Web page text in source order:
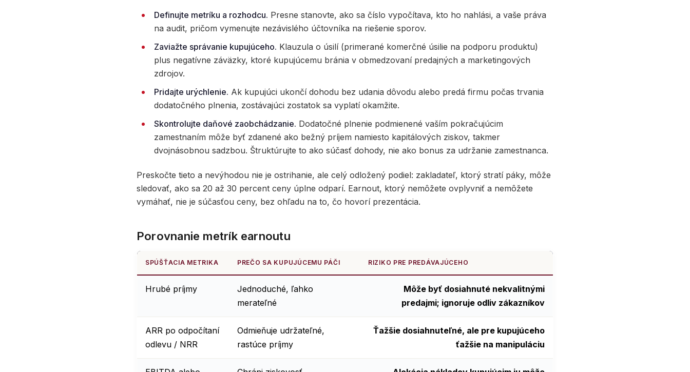
Definujte metríku a rozhodcu. Presne stanovte, ako sa číslo vypočítava, kto ho nahlási, a vaše práva
na audit, pričom vymenujte nezávislého účtovníka na riešenie sporov.
Zaviažte správanie kupujúceho. Klauzula o úsilí (primerané komerčné úsilie na podporu produktu)
plus negatívne záväzky, ktoré kupujúcemu bránia v obmedzovaní predajných a marketingových
zdrojov.
Pridajte urýchlenie. Ak kupujúci ukončí dohodu bez udania dôvodu alebo predá firmu počas trvania
dodatočného plnenia, zostávajúci zostatok sa vyplatí okamžite.
Skontrolujte daňové zaobchádzanie. Dodatočné plnenie podmienené vaším pokračujúcim
zamestnaním môže byť zdanené ako bežný príjem namiesto kapitálových ziskov, takmer
dvojnásobnou sadzbou. Štruktúrujte to ako súčasť dohody, nie ako bonus za udržanie zamestnanca.
Preskočte tieto a nevýhodou nie je ostrihanie, ale celý odložený podiel: zakladateľ, ktorý stratí páky, môže
sledovať, ako sa 20 až 30 percent ceny úplne odparí. Earnout, ktorý nemôžete ovplyvniť a nemôžete
vymáhať, nie je súčasťou ceny, bez ohľadu na to, čo hovorí prezentácia.
Porovnanie metrík earnoutu
SPÚŠŤACIA METRIKA PREČO SA KUPUJÚCEMU PÁČI RIZIKO PRE PREDÁVAJÚCEHO
Hrubé príjmy
Jednoduché, ľahko
merateľné
Môže byť dosiahnuté nekvalitnými
predajmi; ignoruje odliv zákazníkov
ARR po odpočítaní
odlevu / NRR
Odmieňuje udržateľné,
rastúce príjmy
Ťažšie dosiahnuteľné, ale pre kupujúceho
ťažšie na manipuláciu